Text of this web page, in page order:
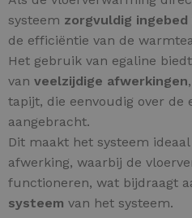
systeem zorgvuldig
de efficiëntie van de
Het gebruik van egaline
van veelzijdige afwerkingen
tapijt, die eenvoudig over de
aangebracht.
Dit maakt het systeem
afwerking, waarbij de
functioneren, wat bijdraagt
systeem van het systeem.